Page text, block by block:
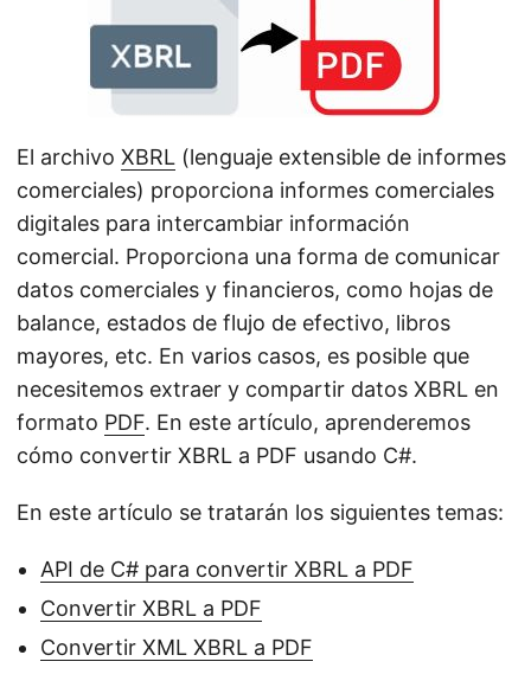
El archivo XBRL (lenguaje extensible de informes
comerciales) proporciona informes comerciales
digitales para intercambiar información
comercial. Proporciona una forma de comunicar
datos comerciales y financieros, como hojas de
balance, estados de flujo de efectivo, libros
mayores, etc. En varios casos, es posible que
necesitemos extraer y compartir datos XBRL en
formato PDF. En este artículo, aprenderemos
cómo convertir XBRL a PDF usando C#.
En este artículo se tratarán los siguientes temas:
API de C# para convertir XBRL a PDF
Convertir XBRL a PDF
Convertir XML XBRL a PDF